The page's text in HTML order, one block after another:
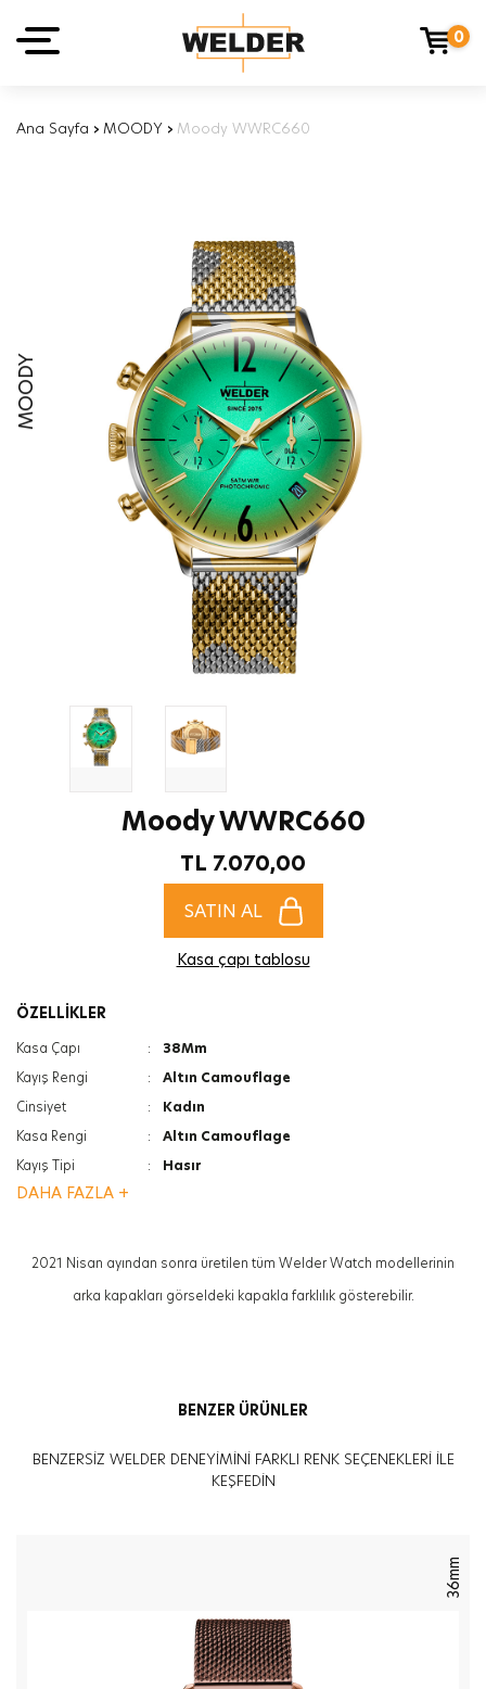
0
Ana Sayfa › MOODY › Moody WWRC660
MOODY
Moody WWRC660
TL 7.070,00
SATIN AL
Kasa çapı tablosu
ÖZELLİKLER
Kasa Çapı :
38Mm
Kayış Rengi
:
Altın Camouflage
Cinsiyet
:
Kadın
Kasa Rengi
:
Altın Camouflage
Kayış Tipi
:
Hasır
Ağırlık
Özellik
İkinci Zaman Göstergesi
DAHA FAZLA +
2021 Nisan ayından sonra üretilen tüm Welder Watch modellerinin
arka kapakları görseldeki kapakla farklılık gösterebilir.
BENZER ÜRÜNLER
BENZERSİZ WELDER DENEYİMİNİ FARKLI RENK SEÇENEKLERİ İLE
KEŞFEDİN
36mm